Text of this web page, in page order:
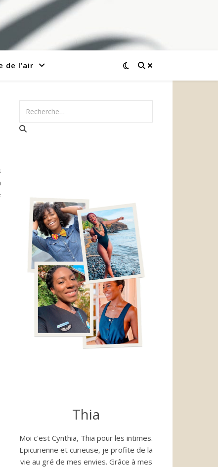
de l’air
Thia
Moi c'est Cynthia, Thia pour les intimes.
Epicurienne et curieuse, je profite de la
vie au gré de mes envies. Grâce à mes